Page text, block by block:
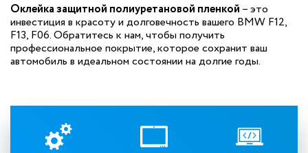
Оклейка защитной полиуретановой пленкой – это
инвестиция в красоту и долговечность вашего BMW F12,
F13, F06. Обратитесь к нам, чтобы получить
профессиональное покрытие, которое сохранит ваш
автомобиль в идеальном состоянии на долгие годы.